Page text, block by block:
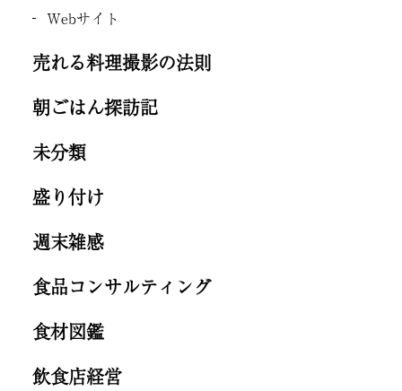
Webサイト
売れる料理撮影の法則
朝ごはん探訪記
未分類
盛り付け
週末雑感
食品コンサルティング
食材図鑑
飲食店経営